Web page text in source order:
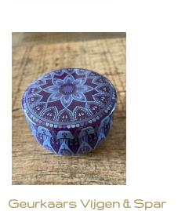
Geurkaars Vijgen & Spar